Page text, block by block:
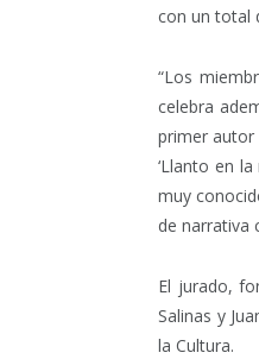
con un total
“Los
celebra
primer autor
‘Llanto en
muy
de narrativa
El jurado,
Salinas y
la Cultura.